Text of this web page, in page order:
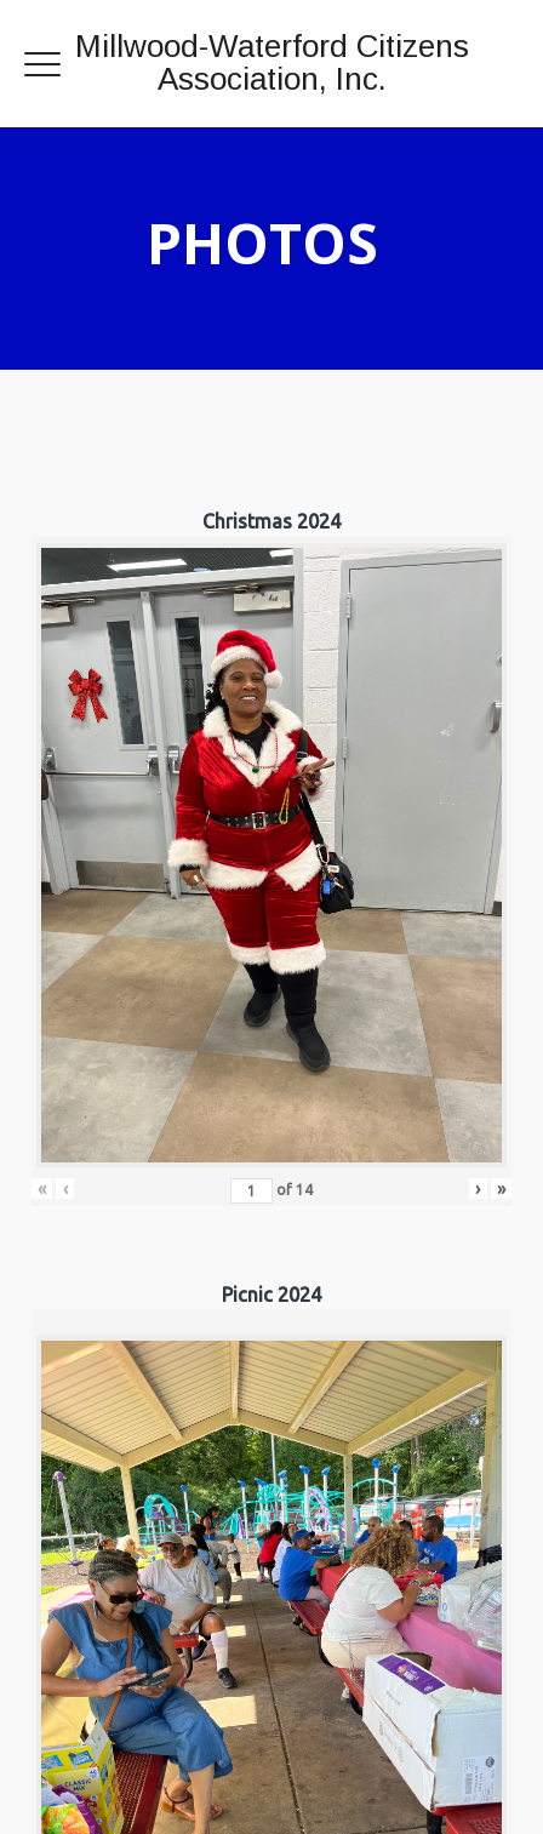
Millwood-Waterford Citizens
Association, Inc.
PHOTOS
Christmas 2024
« ‹ of 14 › »
Picnic 2024